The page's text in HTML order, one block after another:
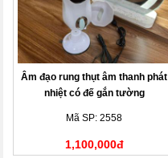
Âm đạo rung thụt âm thanh phát
nhiệt có đế gắn tường
Mã SP: 2558
1,100,000đ